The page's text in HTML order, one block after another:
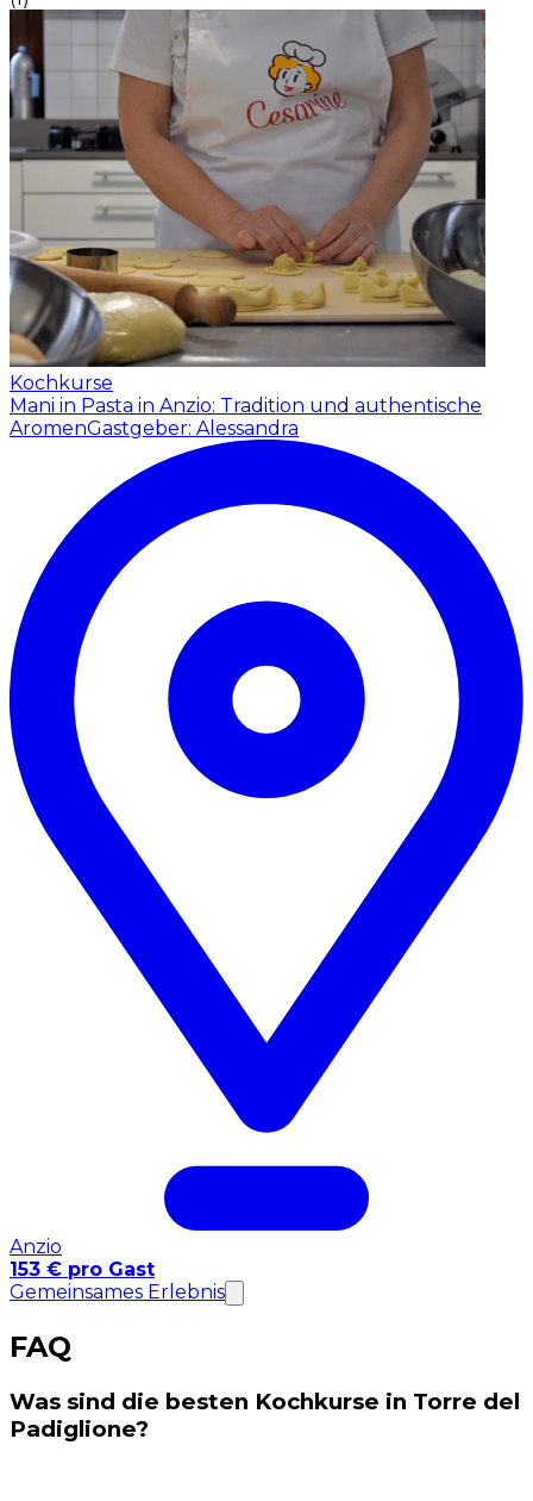
Kochkurse
Mani in Pasta in Anzio: Tradition und authentische
AromenGastgeber: Alessandra
Anzio
153 € pro Gast
Gemeinsames Erlebnis
FAQ
Was sind die besten Kochkurse in Torre del
Padiglione?